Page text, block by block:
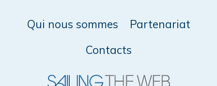
Qui nous sommes
Partenariat
Contacts